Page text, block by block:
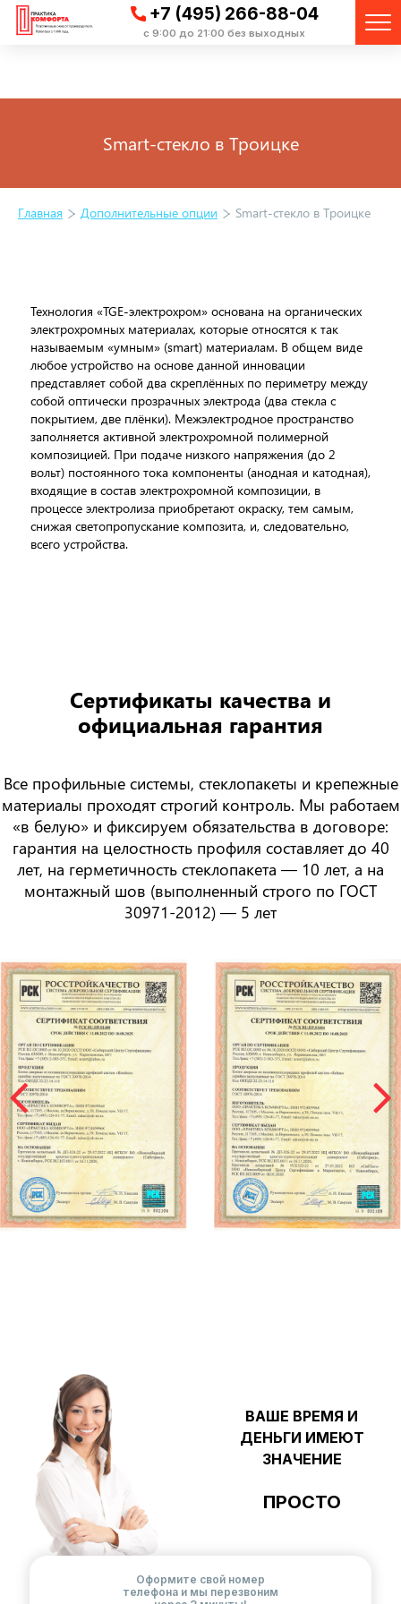
+7 (495) 266-88-04
с 9:00 до 21:00 без выходных
Smart-стекло в Троицке
Главная Дополнительные опции Smart-стекло в Троицке
Технология «TGE-электрохром» основана на органических
электрохромных материалах, которые относятся к так
называемым «умным» (smart) материалам. В общем виде
любое устройство на основе данной инновации
представляет собой два скреплённых по периметру между
собой оптически прозрачных электрода (два стекла с
покрытием, две плёнки). Межэлектродное пространство
заполняется активной электрохромной полимерной
композицией. При подаче низкого напряжения (до 2
вольт) постоянного тока компоненты (анодная и катодная),
входящие в состав электрохромной композиции, в
процессе электролиза приобретают окраску, тем самым,
снижая светопропускание композита, и, следовательно,
всего устройства.
Сертификаты качества и
официальная гарантия
Все профильные системы, стеклопакеты и крепежные
материалы проходят строгий контроль. Мы работаем
«в белую» и фиксируем обязательства в договоре:
гарантия на целостность профиля составляетдо 40
лет, на герметичность стеклопакета — 10 лет, а на
монтажный шов (выполненный строго по ГОСТ
30971-2012) — 5 лет
ВАШЕ ВРЕМЯ И
ДЕНЬГИ ИМЕЮТ
ЗНАЧЕНИЕ
ПРОСТО
Оформите свой номер
телефона и мы перезвоним